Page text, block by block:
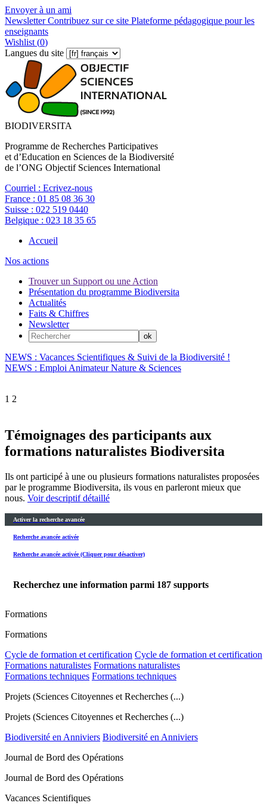
Envoyer à un ami
NewsletterContribuez sur ce site Plateforme pédagogique pour les
enseignants
Wishlist (0)
Langues du site
BIODIVERSITA
Programme de Recherches Participatives
et d’Education en Sciences de la Biodiversité
de l’ONG Objectif Sciences International
Courriel : Ecrivez-nous
France : 01 85 08 36 30
Suisse : 022 519 0440
Belgique : 023 18 35 65
Accueil
Nos actions
Trouver un Support ou une Action
Présentation du programme Biodiversita
Actualités
Faits & Chiffres
Newsletter
NEWS : Vacances Scientifiques & Suivi de la Biodiversité !
NEWS : Emploi Animateur Nature & Sciences
1 2
Témoignages des participants aux
formations naturalistes Biodiversita
Ils ont participé à une ou plusieurs formations naturalistes proposées
par le programme Biodiversita, ils vous en parleront mieux que
nous. Voir descriptif détaillé
Activer la recherche avancée
Recherche avancée activée
Recherche avancée activée (Cliquer pour désactiver)
Recherchez une information parmi 187 supports
Formations
Formations
Cycle de formation et certification Cycle de formation et certification
Formations naturalistes Formations naturalistes
Formations techniques Formations techniques
Projets (Sciences Citoyennes et Recherches (...)
Projets (Sciences Citoyennes et Recherches (...)
Biodiversité en Anniviers Biodiversité en Anniviers
Journal de Bord des Opérations
Journal de Bord des Opérations
Vacances Scientifiques